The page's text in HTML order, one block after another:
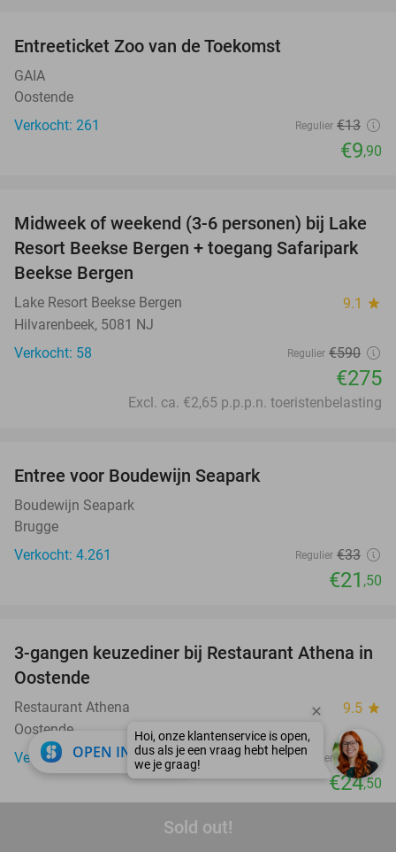
Sold out!
Entreeticket Zoo van de Toekomst
GAIA
Oostende
Verkocht: 261
Regulier €13
€9,90
53%
Midweek of weekend (3-6 personen) bij Lake
Resort Beekse Bergen + toegang Safaripark
Beekse Bergen
Lake Resort Beekse Bergen 9.1 star
Hilvarenbeek, 5081 NJ
Verkocht: 58
Regulier €590
€275
Excl. ca. €2,65 p.p.p.n. toeristenbelasting
Entree voor Boudewijn Seapark
Boudewijn Seapark
Brugge
Verkocht: 4.261
Regulier €33
€21 ,50
48%
3-gangen keuzediner bij Restaurant Athena in
Oostende
Restaurant Athena 9.5 star
Oostende
Verkocht: 303
Regulier €47
€24,50
OPEN IN APP close